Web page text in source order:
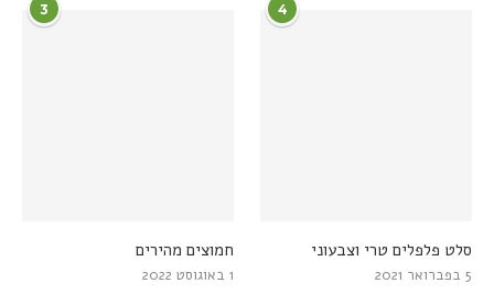
3
חמוצים מהירים
1 באוגוסט 2022
4
סלט פלפלים טרי וצבעוני
5 בפברואר 2021